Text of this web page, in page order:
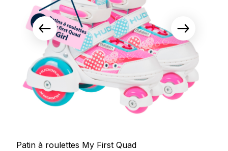
Patin à roulettes My First Quad